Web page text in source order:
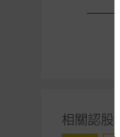
相關認股